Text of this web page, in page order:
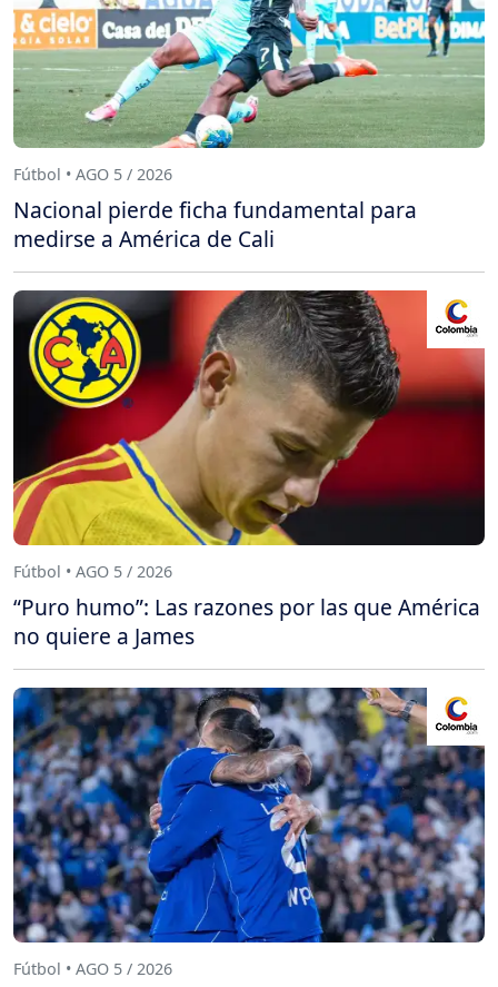
Fútbol • AGO 5 / 2026
Nacional pierde ficha fundamental para
medirse a América de Cali
Fútbol • AGO 5 / 2026
“Puro humo”: Las razones por las que América
no quiere a James
Fútbol • AGO 5 / 2026